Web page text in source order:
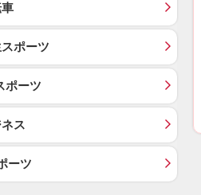
ポーツ
ポーツ
ス
ーツ